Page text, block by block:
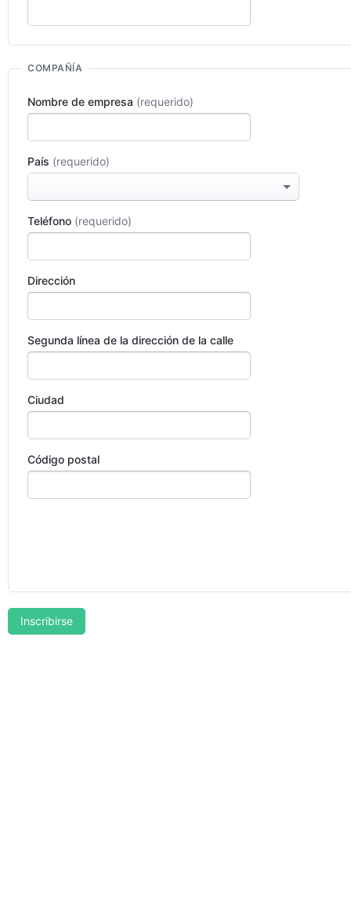
COMPAÑÍA
Nombre de empresa
País
Teléfono
Dirección
Segunda línea de la dirección de la calle
Ciudad
Código postal